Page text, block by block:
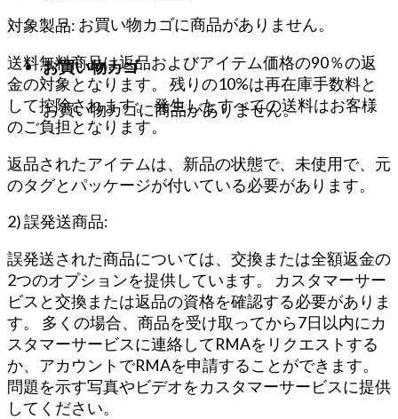
お買い物カゴに商品がありません。
お買い物カゴ
お買い物カゴに商品がありません。
対象製品:
送料無料商品は返品およびアイテム価格の90％の返
金の対象となります。 残りの10%は再在庫手数料と
して控除されます。 発生したすべての送料はお客様
のご負担となります。
返品されたアイテムは、新品の状態で、未使用で、元
のタグとパッケージが付いている必要があります。
2) 誤発送商品:
誤発送された商品については、交換または全額返金の
2つのオプションを提供しています。 カスタマーサー
ビスと交換または返品の資格を確認する必要がありま
す。 多くの場合、商品を受け取ってから7日以内にカ
スタマーサービスに連絡してRMAをリクエストする
か、アカウントでRMAを申請することができます。
問題を示す写真やビデオをカスタマーサービスに提供
してください。